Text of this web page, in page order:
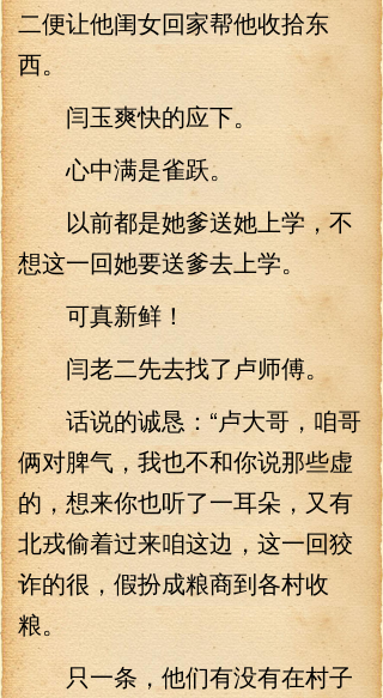
二便让他闺女回家帮他收拾东
西。
闫玉爽快的应下。
心中满是雀跃。
以前都是她爹送她上学，不
想这一回她要送爹去上学。
可真新鲜！
闫老二先去找了卢师傅。
话说的诚恳：“卢大哥，咱哥
俩对脾气，我也不和你说那些虚
的，想来你也听了一耳朵，又有
北戎偷着过来咱这边，这一回狡
诈的很，假扮成粮商到各村收
粮。
只一条，他们有没有在村子